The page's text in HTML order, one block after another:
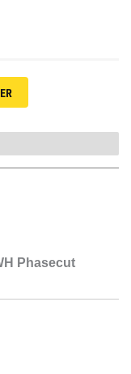
Phasecut